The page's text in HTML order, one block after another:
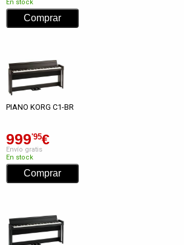
En stock
PIANO KORG C1-BR
999'95€
Envío gratis
En stock